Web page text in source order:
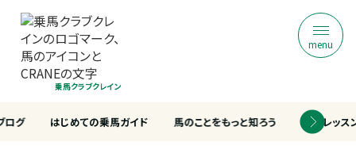
乗馬クラブクレイン
menu
はじめての乗馬ガイド 馬のことをもっと知ろう 乗馬レッス
ログ